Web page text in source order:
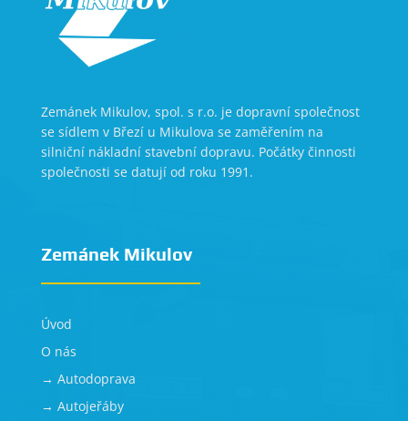
Zemánek Mikulov, spol. s r.o. je dopravní společnost
se sídlem v Březí u Mikulova se zaměřením na
silniční nákladní stavební dopravu. Počátky činnosti
společnosti se datují od roku 1991.
Zemánek Mikulov
Úvod
O nás
→ Autodoprava
→ Autojeřáby